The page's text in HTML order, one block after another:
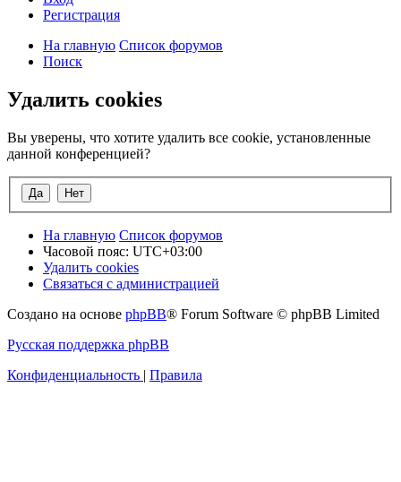
Регистрация
На главную Список форумов
Поиск
Удалить cookies
Вы уверены, что хотите удалить все cookie, установленные
данной конференцией?
На главную Список форумов
Часовой пояс: UTC+03:00
Удалить cookies
Связаться с администрацией
Создано на основе phpBB® Forum Software © phpBB Limited
Русская поддержка phpBB
Конфиденциальность | Правила